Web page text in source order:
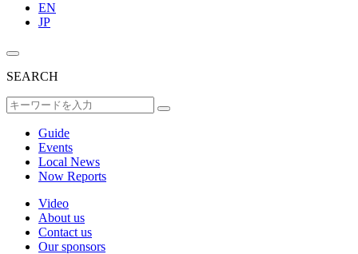
EN
JP
SEARCH
Guide
Events
Local News
Now Reports
Video
About us
Contact us
Our sponsors